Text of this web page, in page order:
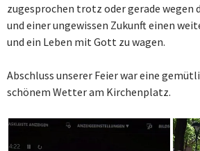
zugesprochen trotz oder gerade wegen
und einer ungewissen Zukunft einen
und ein Leben mit Gott zu wagen.
Abschluss unserer Feier war eine
schönem Wetter am Kirchenplatz.